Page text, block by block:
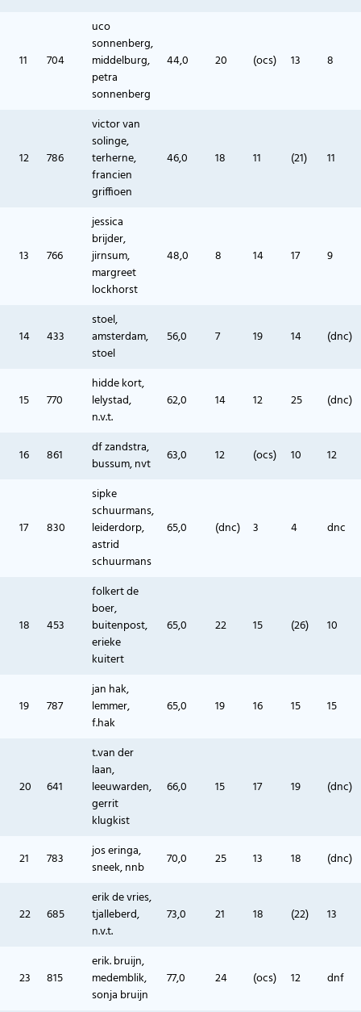
11 704
uco
sonnenberg,
middelburg,
petra
sonnenberg
44,0 20 (ocs) 13 8
12 786
victor van
solinge,
terherne,
francien
griffioen
46,0 18 11 (21) 11
13 766
jessica
brijder,
jirnsum,
margreet
lockhorst
48,0 8 14 17 9
14 433
stoel,
amsterdam,
stoel
56,0 7 19 14 (dnc)
15 770
hidde kort,
lelystad,
n.v.t.
62,0 14 12 25 (dnc)
16 861
df zandstra,
bussum, nvt
63,0 12 (ocs) 10 12
17 830
sipke
schuurmans,
leiderdorp,
astrid
schuurmans
65,0 (dnc) 3 4 dnc
18 453
folkert de
boer,
buitenpost,
erieke
kuitert
65,0 22 15 (26) 10
19 787
jan hak,
lemmer,
f.hak
65,0 19 16 15 15
20 641
t.van der
laan,
leeuwarden,
gerrit
klugkist
66,0 15 17 19 (dnc)
21 783
jos eringa,
sneek, nnb
70,0 25 13 18 (dnc)
22 685
erik de vries,
tjalleberd,
n.v.t.
73,0 21 18 (22) 13
23 815
erik. bruijn,
medemblik,
sonja bruijn
77,0 24 (ocs) 12 dnf